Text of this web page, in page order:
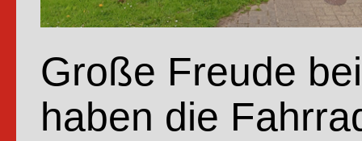
Große Freude
haben die